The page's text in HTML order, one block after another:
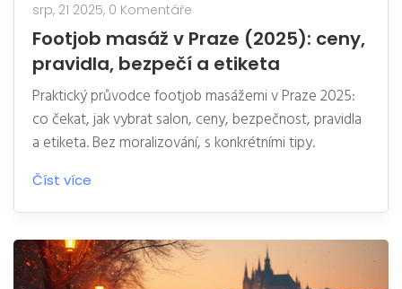
srp, 21 2025, 0 Komentáře
Footjob masáž v Praze (2025): ceny,
pravidla, bezpečí a etiketa
Praktický průvodce footjob masážemi v Praze 2025:
co čekat, jak vybrat salon, ceny, bezpečnost, pravidla
a etiketa. Bez moralizování, s konkrétními tipy.
Číst více